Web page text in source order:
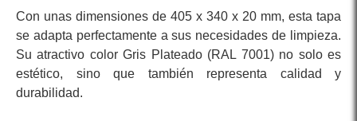
Con unas dimensiones de 405 x 340 x 20 mm, esta tapa
se adapta perfectamente a sus necesidades de limpieza.
Su atractivo color Gris Plateado (RAL 7001) no solo es
estético, sino que también representa calidad y
durabilidad.